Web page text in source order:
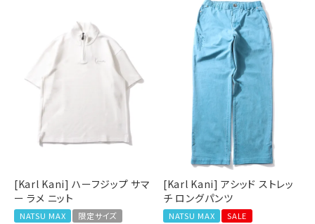
[Karl Kani] ハーフジップ サマ
ー ラメ ニット
NATSU MAX 限定サイズ
[Karl Kani] アシッド ストレッ
チ ロングパンツ
NATSU MAX
SALE